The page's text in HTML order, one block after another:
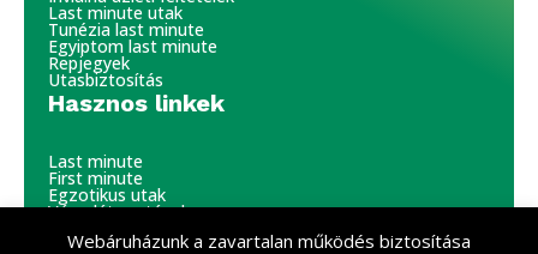
Webáruházunk a zavartalan működés biztosítása
Last minute utak
Tunézia last minute
Egyiptom last minute
Repjegyek
Utasbiztosítás
Hasznos linkek
Last minute
First minute
Egzotikus utak
Városlátogatások
Síutak